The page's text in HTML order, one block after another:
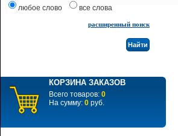
любое слово все слова
расширенный поиск
КОРЗИНА ЗАКАЗОВ
Всего товаров: 0
На сумму: 0 руб.